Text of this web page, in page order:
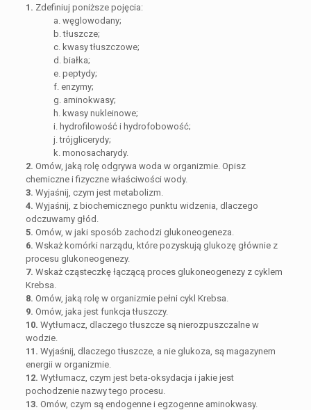
1. Zdefiniuj poniższe pojęcia:
a. węglowodany;
b. tłuszcze;
c. kwasy tłuszczowe;
d. białka;
e. peptydy;
f. enzymy;
g. aminokwasy;
h. kwasy nukleinowe;
i. hydrofilowość i hydrofobowość;
j. trójglicerydy;
k. monosacharydy.
2. Omów, jaką rolę odgrywa woda w organizmie. Opisz
chemiczne i fizyczne właściwości wody.
3. Wyjaśnij, czym jest metabolizm.
4. Wyjaśnij, z biochemicznego punktu widzenia, dlaczego
odczuwamy głód.
5. Omów, w jaki sposób zachodzi glukoneogeneza.
6. Wskaż komórki narządu, które pozyskują glukozę głównie z
procesu glukoneogenezy.
7. Wskaż cząsteczkę łączącą proces glukoneogenezy z cyklem
Krebsa.
8. Omów, jaką rolę w organizmie pełni cykl Krebsa.
9. Omów, jaka jest funkcja tłuszczy.
10. Wytłumacz, dlaczego tłuszcze są nierozpuszczalne w
wodzie.
11. Wyjaśnij, dlaczego tłuszcze, a nie glukoza, są magazynem
energii w organizmie.
12. Wytłumacz, czym jest beta-oksydacja i jakie jest
pochodzenie nazwy tego procesu.
13. Omów, czym są endogenne i egzogenne aminokwasy.